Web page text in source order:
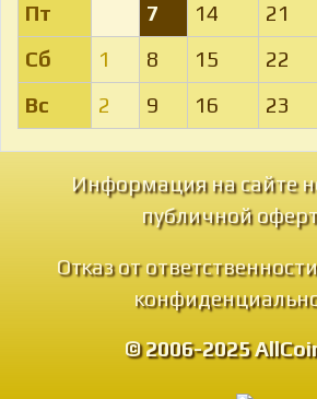
Пт
7 14 21
Сб
1 8 15 22
Вс
2 9 16 23
Информация на сайте
публичной
Отказ от ответственности
© 2006-2025